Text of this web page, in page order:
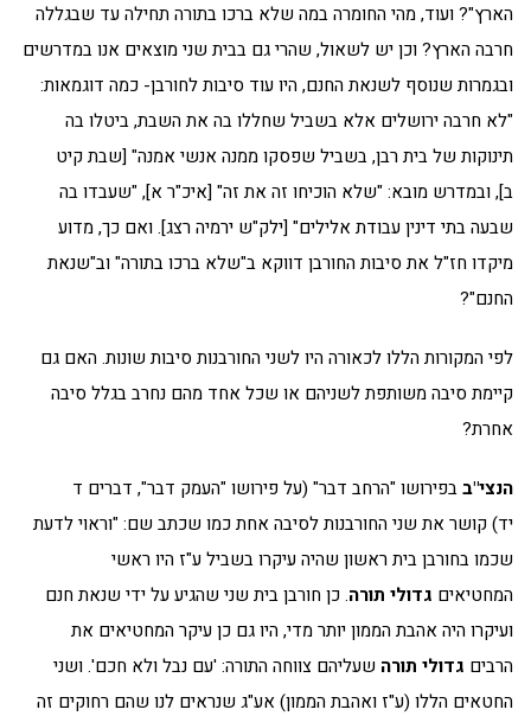
הארץ"? ועוד, מהי החומרה במה שלא ברכו בתורה תחילה עד שבגללה
חרבה הארץ? וכן יש לשאול, שהרי גם בבית שני מוצאים אנו במדרשים
ובגמרות שנוסף לשנאת החנם, היו עוד סיבות לחורבן- כמה דוגמאות:
"לא חרבה ירושלים אלא בשביל שחללו בה את השבת, ביטלו בה
תינוקות של בית רבן, בשביל שפסקו ממנה אנשי אמנה" [שבת קיט
ב], ובמדרש מובא: "שלא הוכיחו זה את זה" [איכ"ר א], "שעבדו בה
שבעה בתי דינין עבודת אלילים" [ילק"ש ירמיה רצג]. ואם כך, מדוע
מיקדו חז"ל את סיבות החורבן דווקא ב"שלא ברכו בתורה" וב"שנאת
החנם"?
לפי המקורות הללו לכאורה היו לשני החורבנות סיבות שונות. האם גם
קיימת סיבה משותפת לשניהם או שכל אחד מהם נחרב בגלל סיבה
אחרת?
הנצי"בבפירושו "הרחב דבר" (על פירושו "העמק דבר", דברים ד
יד) קושר את שני החורבנות לסיבה אחת כמו שכתב שם: "וראוי לדעת
שכמו בחורבן בית ראשון שהיה עיקרו בשביל ע"ז היו ראשי
המחטיאים גדולי תורה. כן חורבן בית שני שהגיע על ידי שנאת חנם
ועיקרו היה אהבת הממון יותר מדי, היו גם כן עיקר המחטיאים את
הרבים גדולי תורה שעליהם צווחה התורה: 'עם נבל ולא חכם'. ושני
החטאים הללו (ע"ז ואהבת הממון) אע"ג שנראים לנו שהם רחוקים זה